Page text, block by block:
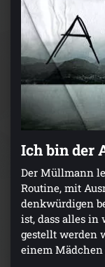
Ich bin der
Der Müllmann
Routine, mit
denkwürdigen
ist, dass alles in
gestellt werden
einem